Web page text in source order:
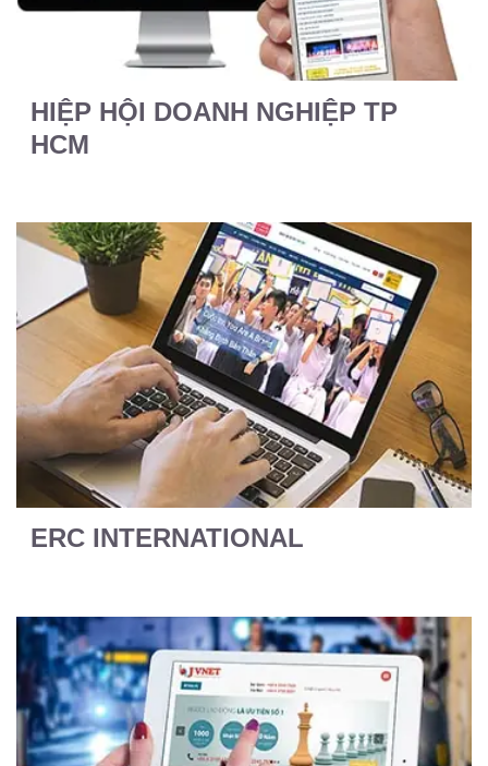
HIỆP HỘI DOANH NGHIỆP TP
HCM
ERC INTERNATIONAL